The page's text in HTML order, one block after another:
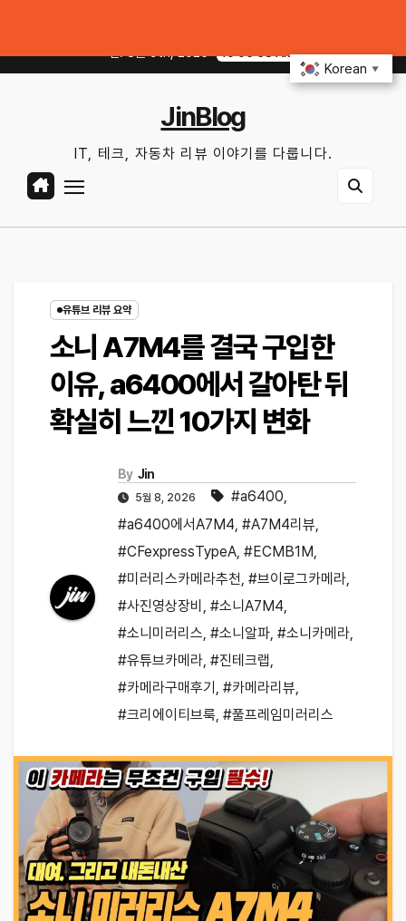
10:05:59 AM
JinBlog
IT, 테크, 자동차 리뷰 이야기를 다룹니다.
유튜브 리뷰 요약
소니 A7M4를 결국 구입한
이유, a6400에서 갈아탄 뒤
확실히 느낀 10가지 변화
By Jin
5월 8, 2026 #a6400,
#a6400에서A7M4, #A7M4리뷰,
#CFexpressTypeA, #ECMB1M,
#미러리스카메라추천, #브이로그카메라,
#사진영상장비 , #소니A7M4,
#소니미러리스, #소니알파, #소니카메라,
#유튜브카메라, #진테크랩,
#카메라구매후기 , #카메라리뷰,
#크리에이티브룩, #풀프레임미러리스
Korean ▼